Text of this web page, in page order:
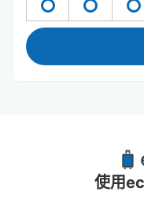
東戶塚
使用